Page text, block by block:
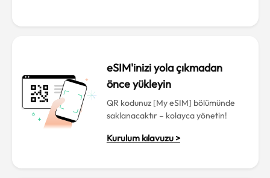
eSIM'inizi yola çıkmadan
önce yükleyin
QR kodunuz [My eSIM] bölümünde
saklanacaktır – kolayca yönetin!
Kurulum kılavuzu >